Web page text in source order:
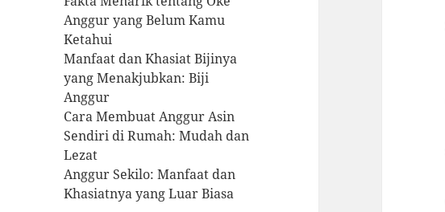
Anggur yang Belum Kamu
Ketahui
Manfaat dan Khasiat Bijinya
yang Menakjubkan: Biji
Anggur
Cara Membuat Anggur Asin
Sendiri di Rumah: Mudah dan
Lezat
Anggur Sekilo: Manfaat dan
Khasiatnya yang Luar Biasa